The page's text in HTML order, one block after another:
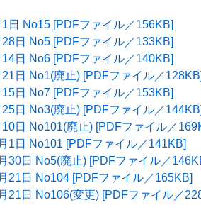
日 No15 [PDFファイル／156KB]
日 No5 [PDFファイル／133KB]
日 No6 [PDFファイル／140KB]
日 No1(廃止) [PDFファイル／128KB]
日 No7 [PDFファイル／153KB]
日 No3(廃止) [PDFファイル／144KB]
日 No101(廃止) [PDFファイル／
1日 No101 [PDFファイル／141KB]
30日 No5(廃止) [PDFファイル／
21日 No104 [PDFファイル／165KB]
21日 No106(変更) [PDFファイル／